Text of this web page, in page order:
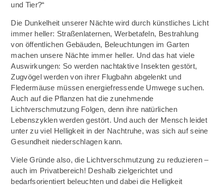
und Tier?“
Die Dunkelheit unserer Nächte wird durch künstliches Licht
immer heller: Straßenlaternen, Werbetafeln, Bestrahlung
von öffentlichen Gebäuden, Beleuchtungen im Garten
machen unsere Nächte immer heller. Und das hat viele
Auswirkungen: So werden nachtaktive Insekten gestört,
Zugvögel werden von ihrer Flugbahn abgelenkt und
Fledermäuse müssen energiefressende Umwege suchen.
Auch auf die Pflanzen hat die zunehmende
Lichtverschmutzung Folgen, denn ihre natürlichen
Lebenszyklen werden gestört. Und auch der Mensch leidet
unter zu viel Helligkeit in der Nachtruhe, was sich auf seine
Gesundheit niederschlagen kann.
Viele Gründe also, die Lichtverschmutzung zu reduzieren –
auch im Privatbereich! Deshalb zielgerichtet und
bedarfsorientiert beleuchten und dabei die Helligkeit